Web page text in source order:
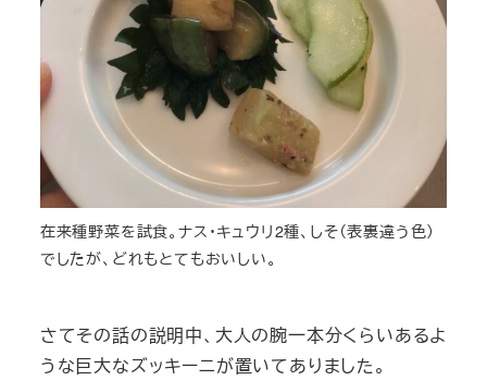
在来種野菜を試食。ナス・キュウリ2種、しそ（表裏違う色）
でしたが、どれもとてもおいしい。
さてその話の説明中、大人の腕一本分くらいあるよ
うな巨大なズッキーニが置いてありました。